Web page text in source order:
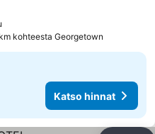
kohteesta Georgetown
Katso hinnat